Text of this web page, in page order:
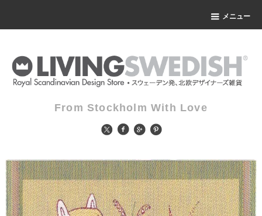
メニュー
From Stockholm With Love